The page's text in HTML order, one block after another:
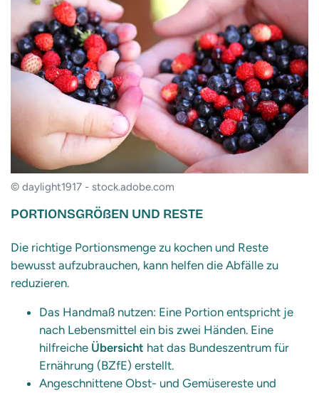
© daylight1917 - stock.adobe.com
PORTIONSGRÖßEN UND RESTE
Die richtige Portionsmenge zu kochen und Reste
bewusst aufzubrauchen, kann helfen die Abfälle zu
reduzieren.
Das Handmaß nutzen: Eine Portion entspricht je
nach Lebensmittel ein bis zwei Händen. Eine
hilfreiche Übersicht hat das Bundeszentrum für
Ernährung (BZfE) erstellt.
Angeschnittene Obst- und Gemüsereste und